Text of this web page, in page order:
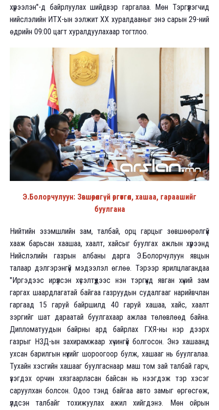
хүрээлэн"-д байрлуулах шийдвэр гаргалаа. Мөн Тэргүүлэгчид
нийслэлийн ИТХ-ын ээлжит XX хуралдааныг энэ сарын 29-ний
өдрийн 09:00 цагт хуралдуулахаар тогтлоо.
Э.Болорчулуун: Зөвшөөрөлгүй өргөтгөл, хашаа, гараашийг
буулгана
Нийтийн эзэмшлийн зам, талбай, орц гарцыг зөвшөөрөлгүй
хааж барьсан хаашаа, хаалт, хайсыг буулгах ажлын хүрээнд
Нийслэлийн газрын албаны дарга Э.Болорчулуун явцын
талаар дэлгэрэнгүй мэдээлэл өглөө. Тэрээр ярилцлагандаа
"Иргэдээс ирүүлсэн хүсэлтүүдээс нэн тэргүүнд явган хүний зам
гаргах шаардлагатай байгаа газруудын судалгааг нарийвчлан
гаргаад 15 гаруй байршилд 40 гаруй хашаа, хайс, хаалт
зэргийг шат дараатай буулгахаар ажлаа төлөвлөөд байна.
Дипломатуудын байрны ард байрлах ГХЯ-ны нэр дээрх
газрыг НЗД-ын захирамжаар хүчингүй болгосон. Энэ хашаанд
ухсан барилгын нүхийг шороогоор булж, хашааг нь буулгалаа.
Тухайн хэсгийн хашааг буулгаснаар маш том зай талбай гарч,
үзэгдэх орчин хязгаарласан байсан нь нээгдэж тэр хэсэг
саруулхан болсон. Одоо тэнд байгаа авто замыг өргөсгөж,
үлдсэн талбайг тохижуулах ажил хийгдэнэ. Мөн ойрын